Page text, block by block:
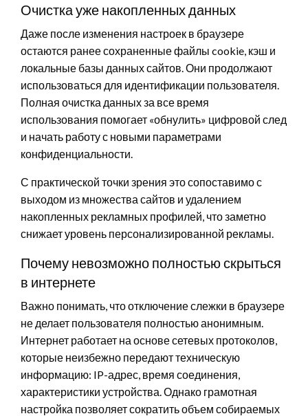
Очистка уже накопленных данных
Даже после изменения настроек в браузере
остаются ранее сохраненные файлы cookie, кэш и
локальные базы данных сайтов. Они продолжают
использоваться для идентификации пользователя.
Полная очистка данных за все время
использования помогает «обнулить» цифровой след
и начать работу с новыми параметрами
конфиденциальности.
С практической точки зрения это сопоставимо с
выходом из множества сайтов и удалением
накопленных рекламных профилей, что заметно
снижает уровень персонализированной рекламы.
Почему невозможно полностью скрыться
в интернете
Важно понимать, что отключение слежки в браузере
не делает пользователя полностью анонимным.
Интернет работает на основе сетевых протоколов,
которые неизбежно передают техническую
информацию: IP-адрес, время соединения,
характеристики устройства. Однако грамотная
настройка позволяет сократить объем собираемых